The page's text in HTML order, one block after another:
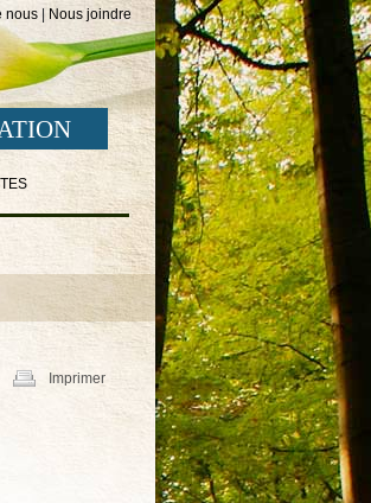
nous Nous joindre
Imprimer